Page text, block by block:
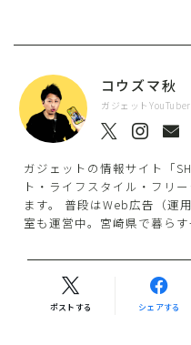
コウズマ秋
ガジェットYouTuber
ガジェットの情報サイト「
ト・ライフスタイル・フリ
ます。 普段はWeb広告（運
室も運営中。宮崎県で暮らす
ポストする シェアする